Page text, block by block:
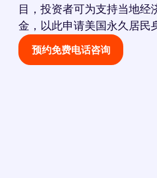
目，投资者可为支持当地经
金，以此申请美国永久居民
预约免费电话咨询